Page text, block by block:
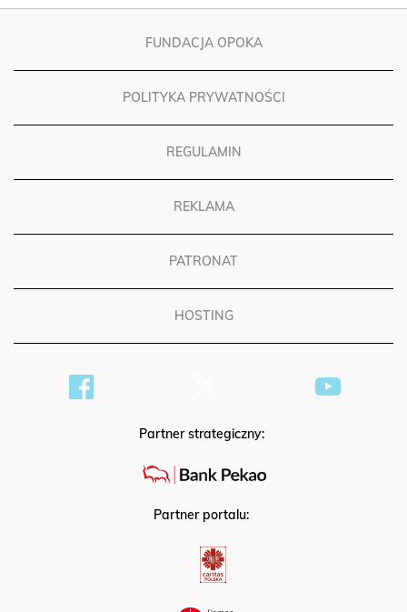
FUNDACJA OPOKA
POLITYKA PRYWATNOŚCI
REGULAMIN
REKLAMA
PATRONAT
HOSTING
Partner strategiczny:
Partner portalu: